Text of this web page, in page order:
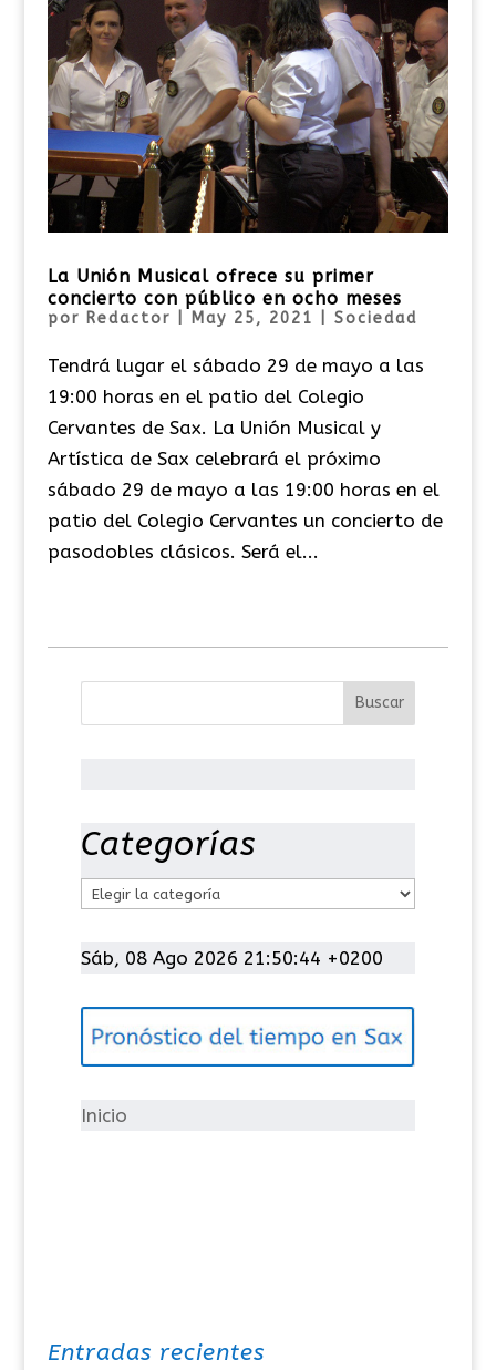
La Unión Musical ofrece su primer
concierto con público en ocho meses
por Redactor May 25, 2021 Sociedad
Tendrá lugar el sábado 29 de mayo a las
19:00 horas en el patio del Colegio
Cervantes de Sax. La Unión Musical y
Artística de Sax celebrará el próximo
sábado 29 de mayo a las 19:00 horas en el
patio del Colegio Cervantes un concierto de
pasodobles clásicos. Será el...
Categorías
t
g
í
Sáb, 08 Ago 2026 21:50:44 +0200
Inicio
Entradas recientes